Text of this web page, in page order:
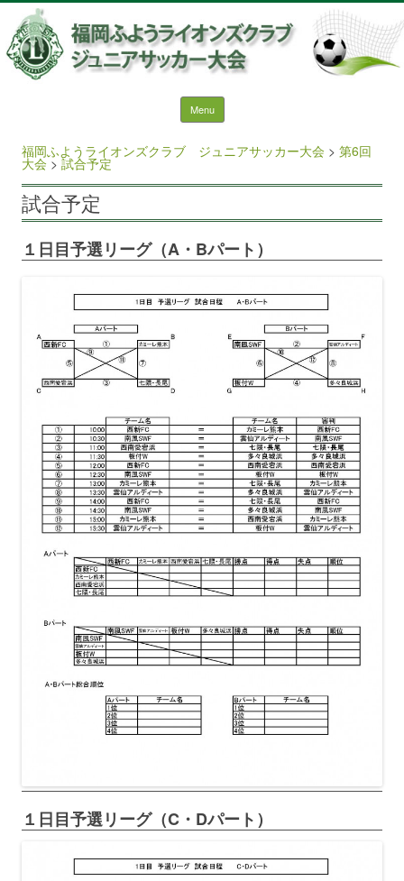
福岡ふようライオンズクラ
ブ ジュニアサッカー大会
検索:
Menu Skip to content
福岡ふようライオンズクラブ ジュニアサッカー大会 > 第6回
大会>試合予定
試合予定
１日目予選リーグ（A・Bパート）
１日目予選リーグ（C・Dパート）